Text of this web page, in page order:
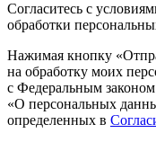
Согласитесь с
обработки
Нажимая кнопку
на обработку моих
с Федеральным
«О персональных
определенных в